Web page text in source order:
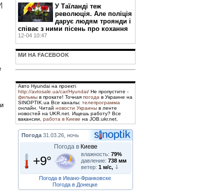
У Таїланді теж
революція. Але поліція
дарує людям троянди і
співає з ними пісень про кохання
12-04 10:47
МИ НА FACEBOOK
Авто Hyundai на проекті
http://avtosale.ua/car/Hyundai/ Не пропустите -
фильмы в прокате! Точная погода в Украине на
SINOPTIK.ua Все каналы: телепрограмма
онлайн. Читай новости Украины в ленте
новостей на UKR.net. Ищешь работу? Все
вакансии, работа в Киеве на JOB.ukr.net.
Погода 31.03.26, ночь
Погода в Киеве
+9° влажность: 79%
давление: 738 мм
ветер: 1 м/с,
Погода в Ивано-Франковске
Погода в Донецке